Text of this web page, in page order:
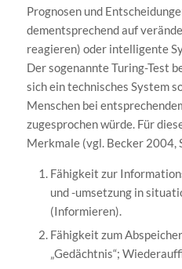
Prognosen und
dementsprechend auf
reagieren) oder intelligente
Der sogenannte Turing-Test
sich ein technisches System
Menschen bei
zugesprochen würde. Für
Merkmale (vgl. Becker 2004,
Fähigkeit zur
und -umsetzung in
(Informieren).
Fähigkeit zum
„Gedächtnis“;